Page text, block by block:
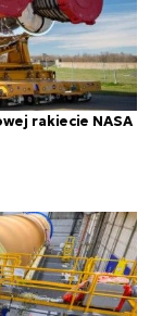
rakiecie NASA